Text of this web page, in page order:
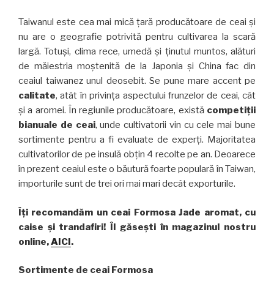
Taiwanul este cea mai mică țară producătoare de ceai și
nu are o geografie potrivită pentru cultivarea la scară
largă. Totuși, clima rece, umedă și ținutul muntos, alături
de măiestria moștenită de la Japonia și China fac din
ceaiul taiwanez unul deosebit. Se pune mare accent pe
calitate, atât în privința aspectului frunzelor de ceai, cât
și a aromei. În regiunile producătoare, există competiții
bianuale de ceai, unde cultivatorii vin cu cele mai bune
sortimente pentru a fi evaluate de experți. Majoritatea
cultivatorilor de pe insulă obțin 4 recolte pe an. Deoarece
în prezent ceaiul este o băutură foarte populară în Taiwan,
importurile sunt de trei ori mai mari decât exporturile.
Îți recomandăm un ceai Formosa Jade aromat, cu
caise și trandafiri! Îl găsești în magazinul nostru
online,AICI.
Sortimente de ceai Formosa